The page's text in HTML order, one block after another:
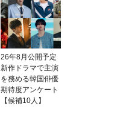
26年8月公開予定
新作ドラマで主演
を務める韓国俳優
期待度アンケート
【候補10人】